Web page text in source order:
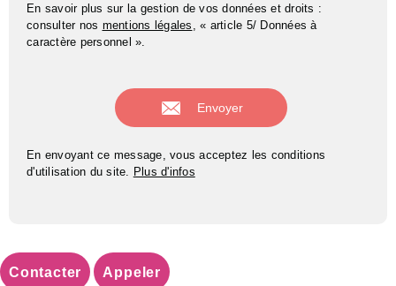
En savoir plus sur la gestion de vos données et droits :
consulter nos mentions légales , « article 5/ Données à
caractère personnel ».
En envoyant ce message, vous acceptez les conditions
d'utilisation du site. Plus d'infos
Contacter Appeler